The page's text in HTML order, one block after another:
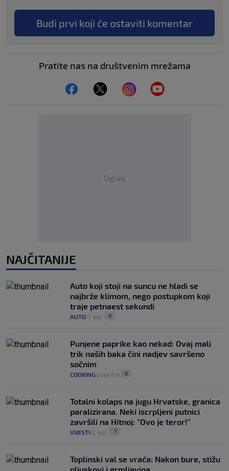
Budi prvi koji će ostaviti komentar
Pratite nas na društvenim mrežama
Oglas
NAJČITANIJE
Auto koji stoji na suncu ne hladi se
najbrže klimom, nego postupkom koji
traje petnaest sekundi
AUTO 7. kol. 0
Punjene paprike kao nekad: Ovaj mali
trik naših baka čini nadjev savršeno
sočnim
COOKING prije 8 h 0
Totalni kolaps na jugu Hrvatske, granica
paralizirana. Neki iscrpljeni putnici
završili na Hitnoj: "Ovo je teror!"
VIJESTI 2. kol. 7
Toplinski val se vraća: Nakon bure, stižu